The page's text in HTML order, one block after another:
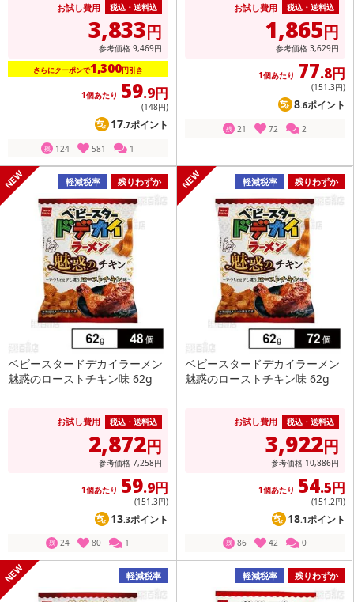
お試し費用 税込・送料込
3,833円
参考価格 9,469円
さらにクーポンで1,300円引き
1個あたり 59.9円
(148円)
17.7ポイント
残 124 581 1
お試し費用 税込・送料込
1,865円
参考価格 3,629円
1個あたり 77.8円
(151.3円)
8.6ポイント
残 21 72 2
軽減税率 残りわずか
ベビースタードデカイラーメン
魅惑のローストチキン味 62g
お試し費用 税込・送料込
2,872円
参考価格 7,258円
1個あたり 59.9円
(151 .3円)
13.3ポイント
残 24 80 1
軽減税率 残りわずか
ベビースタードデカイラーメン
魅惑のローストチキン味 62g
お試し費用 税込・送料込
3,922円
参考価格 10,886円
1個あたり 54.5円
(151 .2円)
18.1ポイント
残 86 42 0
軽減税率 軽減税率 残りわずか